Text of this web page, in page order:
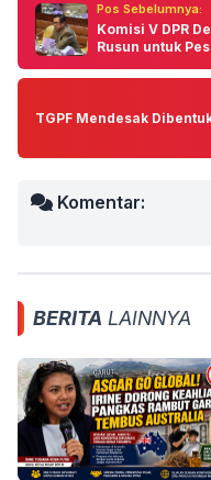
Pos Sebelumnya:
Komisi V DPR
Rusun untuk
TGPF Mendesak
Komentar:
BERITA LAINNYA